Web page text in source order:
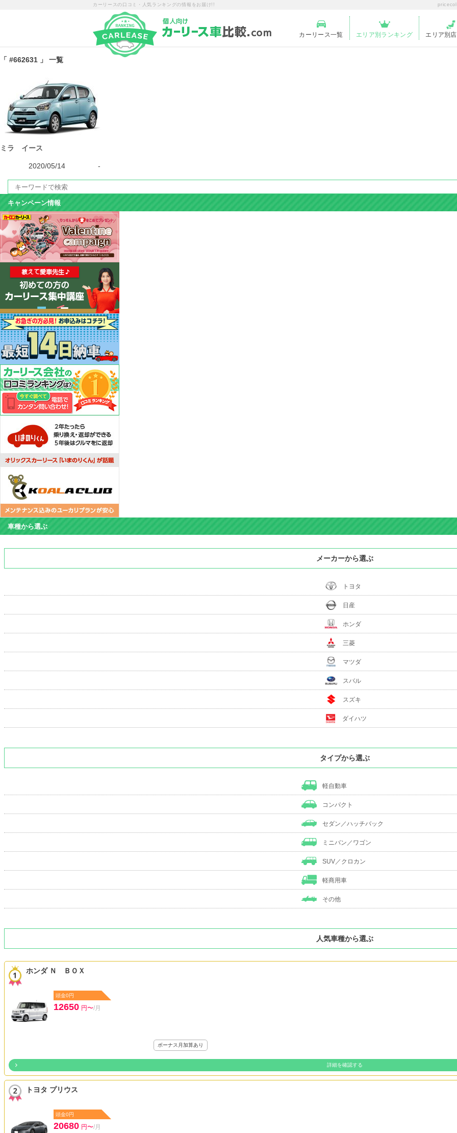
カーリースの口コミ・人気ランキングの情報をお届け!!
カーリース一覧 エリア別ランキング エリア別
「 #662631 」 一覧
ミラ イース
2020/05/14 -
キャンペーン情報
車種から選ぶ
メーカーから選ぶ
トヨタ
日産
ホンダ
三菱
マツダ
スバル
スズキ
ダイハツ
タイプから選ぶ
軽自動車
コンパクト
セダン／ハッチバック
ミニバン／ワゴン
SUV／クロカン
軽商用車
その他
人気車種から選ぶ
ホンダ Ｎ ＢＯＸ
頭金0円
12650 円〜/月
ボーナス月加算あり
詳細を確認する
トヨタ プリウス
頭金0円
20680 円〜/月